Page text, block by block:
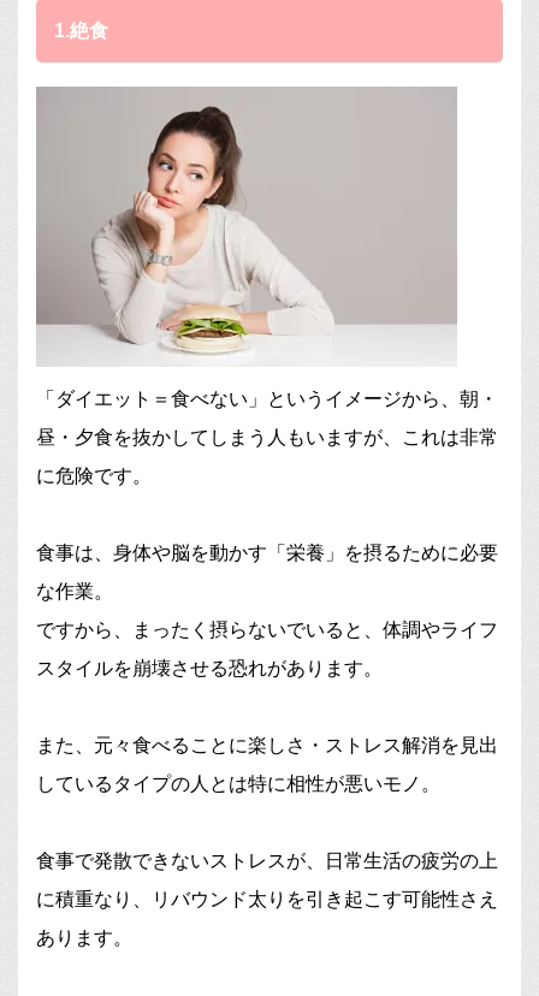
1.絶食
「ダイエット＝食べない」というイメージから、朝・
昼・夕食を抜かしてしまう人もいますが、これは非常
に危険です。
食事は、身体や脳を動かす「栄養」を摂るために必要
な作業。
ですから、まったく摂らないでいると、体調やライフ
スタイルを崩壊させる恐れがあります。
また、元々食べることに楽しさ・ストレス解消を見出
しているタイプの人とは特に相性が悪いモノ。
食事で発散できないストレスが、日常生活の疲労の上
に積重なり、リバウンド太りを引き起こす可能性さえ
あります。